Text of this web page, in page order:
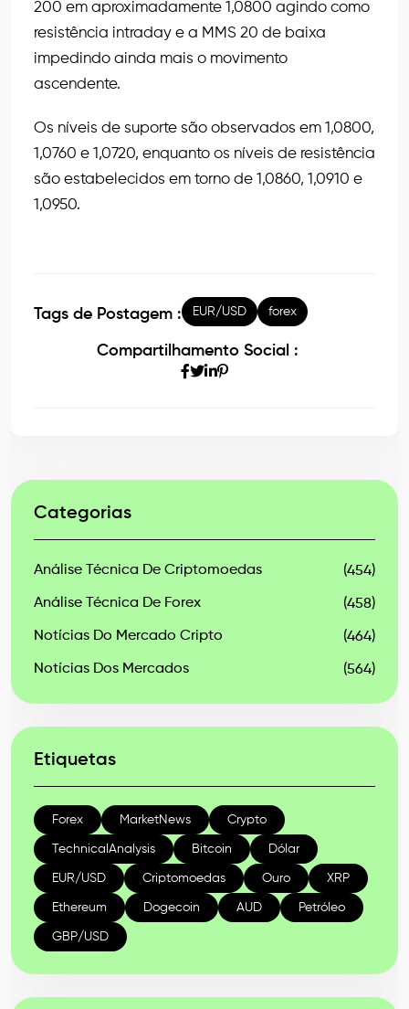
200 em aproximadamente 1,0800 agindo como
resistência intraday e a MMS 20 de baixa
impedindo ainda mais o movimento
ascendente.
Os níveis de suporte são observados em 1,0800,
1,0760 e 1,0720, enquanto os níveis de resistência
são estabelecidos em torno de 1,0860, 1,0910 e
1,0950.
Tags de Postagem : EUR/USD forex
Compartilhamento Social :
Categorias
Análise Técnica De Criptomoedas (454)
Análise Técnica De Forex (458)
Notícias Do Mercado Cripto (464)
Notícias Dos Mercados (564)
Etiquetas
Forex MarketNews Crypto
TechnicalAnalysis Bitcoin Dólar
EUR/USD Criptomoedas Ouro XRP
Ethereum Dogecoin AUD Petróleo
GBP/USD